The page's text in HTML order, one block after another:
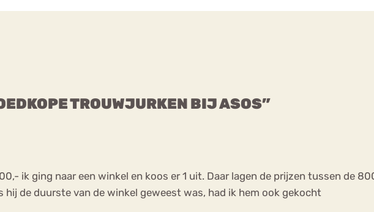
TROUWJURKEN BIJ ASOS”
ik ging naar een winkel en koos er 1 uit. Daar lagen de prijzen tussen de
hij de duurste van de winkel geweest was, had ik hem ook gekocht